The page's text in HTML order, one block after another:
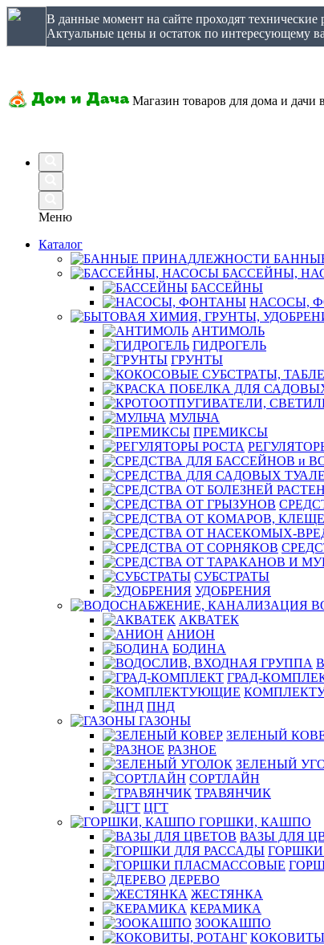
В данные момент на сайте проходят
Актуальные цены и остаток по интересующему
Магазин товаров для дома и дачи
Меню
Каталог
БАССЕЙНЫ,
БАССЕЙНЫ
НАСОСЫ,
АНТИМОЛЬ
ГИДРОГЕЛЬ
ГРУНТЫ
МУЛЬЧА
ПРЕМИКСЫ
СУБСТРАТЫ
УДОБРЕНИЯ
АКВАТЕК
АНИОН
БОДИНА
ГРАД-
ПНД
ГАЗОНЫ
ЗЕЛЕНЫЙ
РАЗНОЕ
ЗЕЛЕНЫЙ
СОРТЛАЙН
ТРАВЯНЧИК
ЦГТ
ГОРШКИ, КАШПО
ВАЗЫ ДЛЯ
ГОРШКИ
ДЕРЕВО
ЖЕСТЯНКА
КЕРАМИКА
ЗООКАШПО